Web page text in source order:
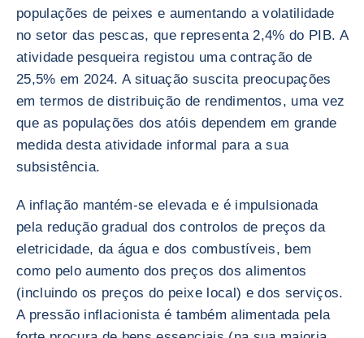
populações de peixes e aumentando a volatilidade
no setor das pescas, que representa 2,4% do PIB. A
atividade pesqueira registou uma contração de
25,5% em 2024. A situação suscita preocupações
em termos de distribuição de rendimentos, uma vez
que as populações dos atóis dependem em grande
medida desta atividade informal para a sua
subsistência.
A inflação mantém-se elevada e é impulsionada
pela redução gradual dos controlos de preços da
eletricidade, da água e dos combustíveis, bem
como pelo aumento dos preços dos alimentos
(incluindo os preços do peixe local) e dos serviços.
A pressão inflacionista é também alimentada pela